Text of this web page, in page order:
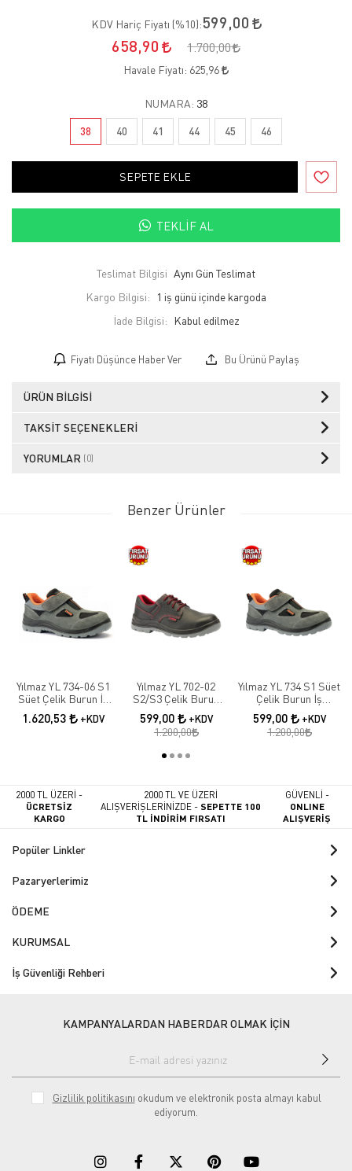
KDV Hariç Fiyatı (%10):599,00
658,90
1.700,00
Havale Fiyatı: 625,96
NUMARA: 38
38 40 41 44 45 46
SEPETE EKLE
TEKLIF AL
Teslimat Bilgisi Aynı Gün Teslimat
Kargo Bilgisi:
1 iş günü içinde kargoda
İade Bilgisi:
Fiyatı Düşünce Haber Ver Bu Ürünü Paylaş
ÜRÜN BILGISI
TAKSIT SEÇENEKLERI
YORUMLAR (0)
Benzer Ürünler
Yılmaz YL 734-06 S1
Süet Çelik Burun İş
Ayakkabısı
1.620,53 +KDV
Yılmaz YL 702-02
S2/S3 Çelik Burun
Deri İş Ayakkabısı
599,00 +KDV
1.200,00
Yılmaz YL 734 S1 Süet
Çelik Burun İş
Ayakkabısı
599,00 +KDV
1.200,00
2000 TL ÜZERİ -
ÜCRETSİZ
KARGO
2000 TL VE ÜZERİ
ALIŞVERİŞLERİNİZDE -SEPETTE 100
TL İNDİRİM FIRSATI
GÜVENLİ -
ONLINE
ALIŞVERİŞ
Popüler Linkler
Pazaryerlerimiz
ÖDEME
KURUMSAL
İş Güvenliği Rehberi
KAMPANYALARDAN HABERDAR OLMAK İÇİN
Gizlilik politikasını okudum ve elektronik posta almayı kabul
ediyorum.